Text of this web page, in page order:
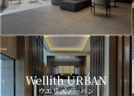
Wellith URBAN
ウエリスアーバン